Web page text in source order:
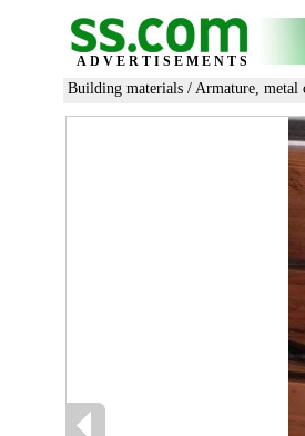
ADVERTISEMENTS
Building materials / Armature, metal